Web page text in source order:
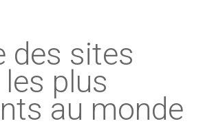
des sites
plus
au monde